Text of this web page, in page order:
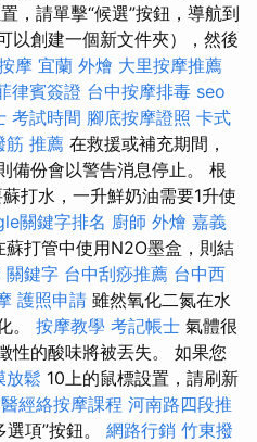
，請單擊“候選”按鈕，導航到
以創建一個新文件夾），然後
摩 宜蘭 外燴 大里按摩推薦
律賓簽證 台中按摩排毒 seo
考試時間 腳底按摩證照 卡式
筋 推薦 在救援或補充期間，
備份會以警告消息停止。 根
打水，一升鮮奶油需要1升使
關鍵字排名 廚師 外燴 嘉義
蘇打管中使用N2O墨盒，則結
關鍵字 台中刮痧推薦 台中西
護照申請 雖然氧化二氮在水
。 按摩教學 考記帳士 氣體很
性的酸味將被丟失。 如果您
放鬆 10上的鼠標設置，請刷新
經絡按摩課程 河南路四段推
項”按鈕。 網路行銷 竹東撥